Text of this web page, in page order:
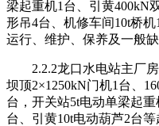
梁起重机1台、引黄400kN
形吊4台、机修车间10t桥
运行、维护、保养及一般缺
2.2.2龙口水电站主厂
坝顶2×1250kN门机1台、
台，开关站5t电动单梁起
台、引黄10t电动葫芦2台